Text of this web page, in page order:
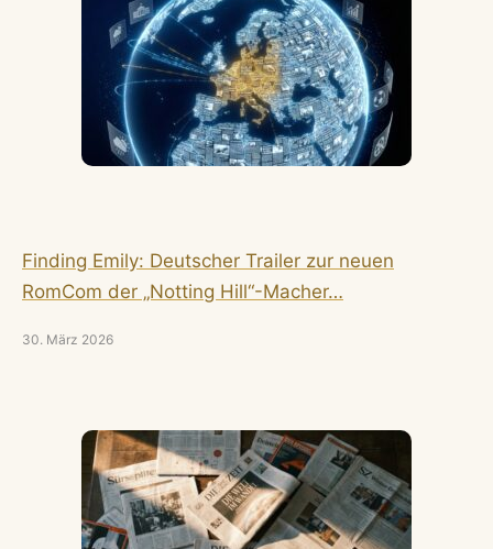
Finding Emily: Deutscher Trailer zur neuen
RomCom der „Notting Hill“-Macher…
30. März 2026